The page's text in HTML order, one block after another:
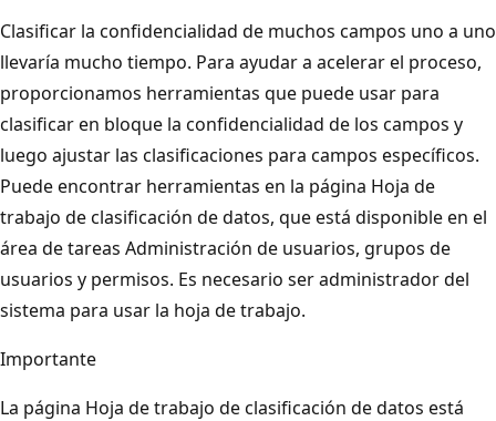
Clasificar la confidencialidad de muchos campos uno a uno
llevaría mucho tiempo. Para ayudar a acelerar el proceso,
proporcionamos herramientas que puede usar para
clasificar en bloque la confidencialidad de los campos y
luego ajustar las clasificaciones para campos específicos.
Puede encontrar herramientas en la página Hoja de
trabajo de clasificación de datos, que está disponible en el
área de tareas Administración de usuarios, grupos de
usuarios y permisos. Es necesario ser administrador del
sistema para usar la hoja de trabajo.
Importante
La página Hoja de trabajo de clasificación de datos está